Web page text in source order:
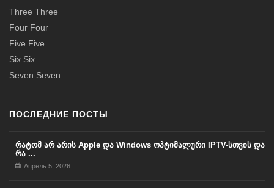
Three Three
Four Four
Five Five
Six Six
Seven Seven
ПОСЛЕДНИЕ ПОСТЫ
რატომ არ არის Apple და Windows ოპტიმალური IPTV-სთვის და
რა ...
Апрель 5, 2026